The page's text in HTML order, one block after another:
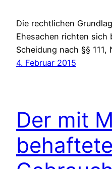
Die rechtlichen
Ehesachen richten sich
Scheidung nach §§ 111,
4. Februar 2015
Der mit
behaftete